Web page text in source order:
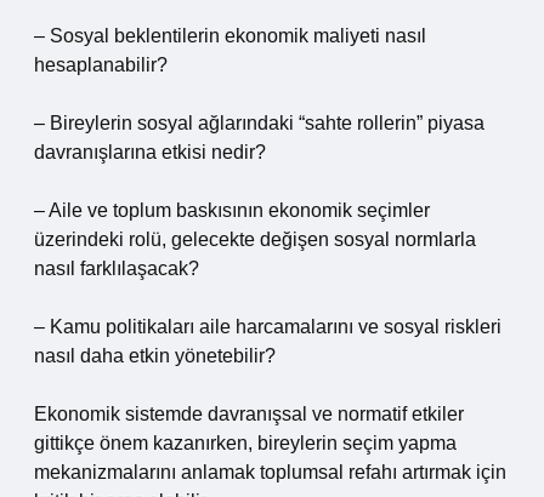
– Sosyal beklentilerin ekonomik maliyeti nasıl
hesaplanabilir?
– Bireylerin sosyal ağlarındaki “sahte rollerin” piyasa
davranışlarına etkisi nedir?
– Aile ve toplum baskısının ekonomik seçimler
üzerindeki rolü, gelecekte değişen sosyal normlarla
nasıl farklılaşacak?
– Kamu politikaları aile harcamalarını ve sosyal riskleri
nasıl daha etkin yönetebilir?
Ekonomik sistemde davranışsal ve normatif etkiler
gittikçe önem kazanırken, bireylerin seçim yapma
mekanizmalarını anlamak toplumsal refahı artırmak için